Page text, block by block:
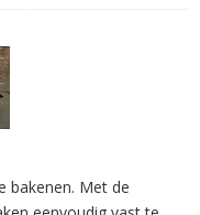
bakenen. Met de